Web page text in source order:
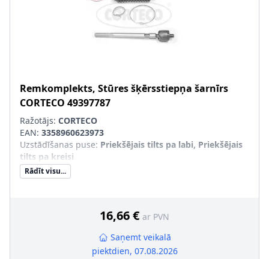
Remkomplekts, Stūres šķērsstiepņa šarnīrs
CORTECO 49397787
Ražotājs: CORTECO
EAN: 3358960623973
Uzstādīšanas puse: Priekšējais tilts pa labi, Priekšējais
tilts pa kreisi
Rādīt visu...
16,66 € ar PVN
Saņemt veikalā
piektdien, 07.08.2026